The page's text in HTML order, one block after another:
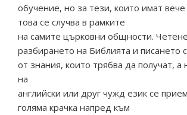
обучение, но за тези, които имат вече
това се случва в рамките
на самите църковни общности.
разбирането на Библията и писането
от знания, които трябва да получат, а
на
английски или друг чужд език се
голяма крачка напред към